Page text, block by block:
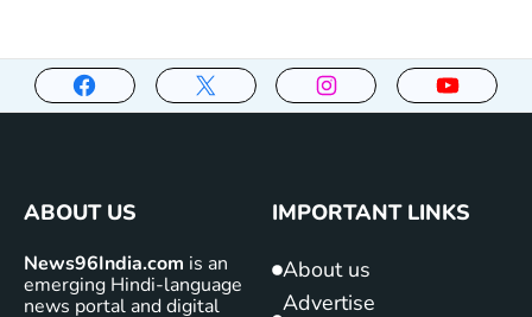
ABOUT US
News96India.com is an
emerging Hindi-language
news portal and digital
IMPORTANT LINKS
About us
Advertise